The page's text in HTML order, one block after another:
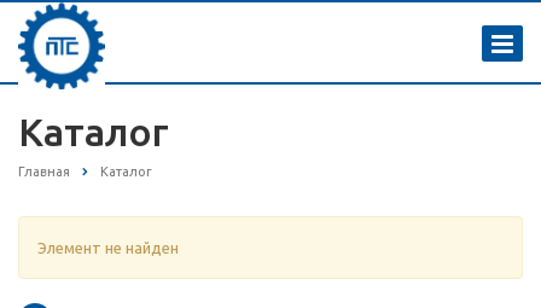
Каталог
Главная Каталог
Элемент не найден